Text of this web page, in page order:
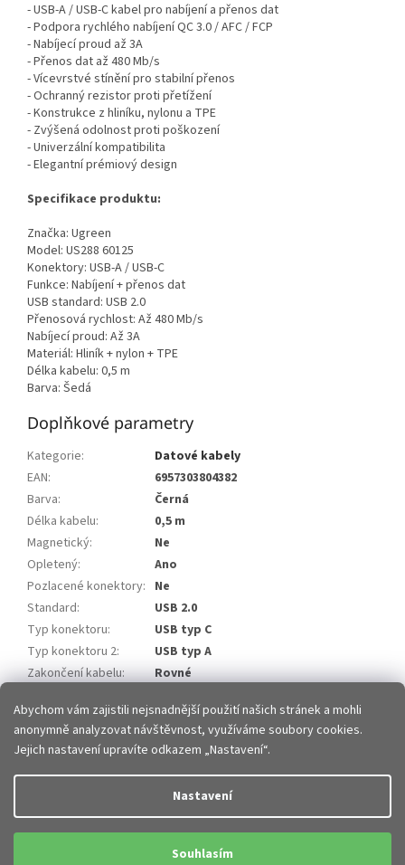
Abychom vám zajistili nejsnadnější použití našich stránek a mohli
anonymně analyzovat návštěvnost, využíváme soubory cookies.
Jejich nastavení upravíte odkazem „Nastavení“.
Nastavení
Souhlasím
- USB-A / USB-C kabel pro nabíjení a přenos dat
- Podpora rychlého nabíjení QC 3.0 / AFC / FCP
- Nabíjecí proud až 3A
- Přenos dat až 480 Mb/s
- Vícevrstvé stínění pro stabilní přenos
- Ochranný rezistor proti přetížení
- Konstrukce z hliníku, nylonu a TPE
- Zvýšená odolnost proti poškození
- Univerzální kompatibilita
- Elegantní prémiový design
Specifikace produktu:
Značka: Ugreen
Model: US288 60125
Konektory: USB-A / USB-C
Funkce: Nabíjení + přenos dat
USB standard: USB 2.0
Přenosová rychlost: Až 480 Mb/s
Nabíjecí proud: Až 3A
Materiál: Hliník + nylon + TPE
Délka kabelu: 0,5 m
Barva: Šedá
Doplňkové parametry
Kategorie:
Datové kabely
EAN:
6957303804382
Barva:
Černá
Délka kabelu:
0,5 m
Magnetický:
Ne
Opletený:
Ano
Pozlacené konektory: Ne
Standard:
USB 2.0
Typ konektoru:
USB typ C
Typ konektoru 2:
USB typ A
Zakončení kabelu:
Rovné
Copyright 2026JHMobil.cz. Všechna práva vyhrazena.Upravit
nastavení cookies